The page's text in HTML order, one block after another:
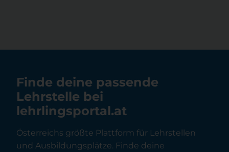
Finde deine passende
Lehrstelle bei
lehrlingsportal.at
Österreichs größte Plattform für Lehrstellen
und Ausbildungsplätze. Finde deine